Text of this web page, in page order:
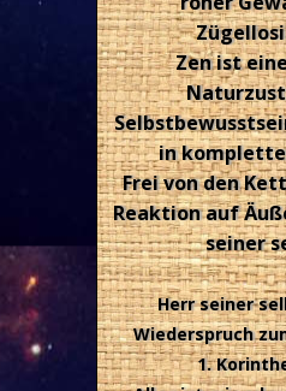
Zen ist
in
Frei von den
Reaktion auf
seiner
Herr seiner
Wiederspruch
1.